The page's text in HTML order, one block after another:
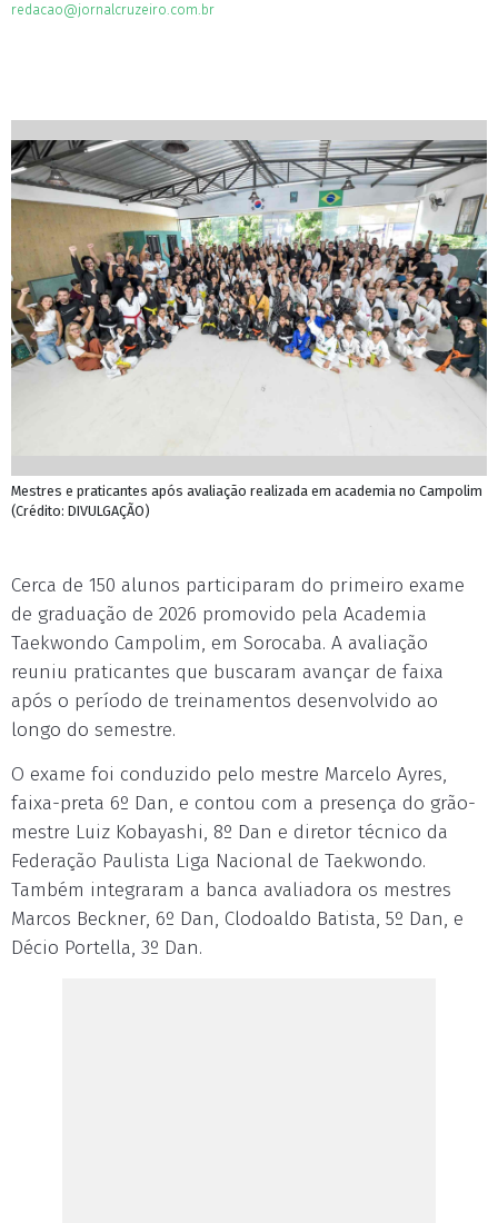
redacao@jornalcruzeiro.com.br
Mestres e praticantes após avaliação realizada em academia no Campolim
(Crédito: DIVULGAÇÃO)
Cerca de 150 alunos participaram do primeiro exame
de graduação de 2026 promovido pela Academia
Taekwondo Campolim, em Sorocaba. A avaliação
reuniu praticantes que buscaram avançar de faixa
após o período de treinamentos desenvolvido ao
longo do semestre.
O exame foi conduzido pelo mestre Marcelo Ayres,
faixa-preta 6º Dan, e contou com a presença do grão-
mestre Luiz Kobayashi, 8º Dan e diretor técnico da
Federação Paulista Liga Nacional de Taekwondo.
Também integraram a banca avaliadora os mestres
Marcos Beckner, 6º Dan, Clodoaldo Batista, 5º Dan, e
Décio Portella, 3º Dan.